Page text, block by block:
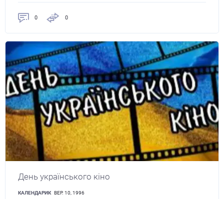
0 0
День українського кіно
КАЛЕНДАРИК ВЕР. 10, 1996